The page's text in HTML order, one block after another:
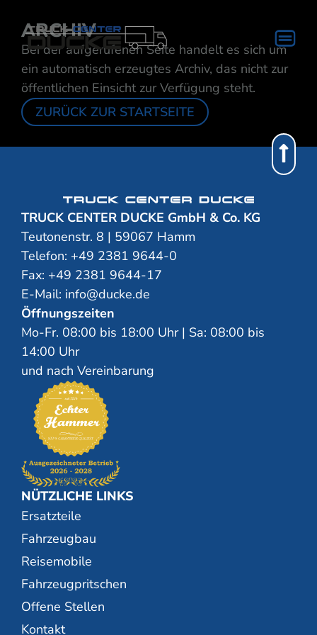
ARCHIV
Bei der aufgerufenen Seite handelt es sich um
ein automatisch erzeugtes Archiv, das nicht zur
öffentlichen Einsicht zur Verfügung steht.
ZURÜCK ZUR STARTSEITE
TRUCK CENTER DUCKE GmbH & Co. KG
Teutonenstr. 8 | 59067 Hamm
Telefon: +49 2381 9644-0
Fax: +49 2381 9644-17
E-Mail: info@ducke.de
Öffnungszeiten
Mo-Fr. 08:00 bis 18:00 Uhr | Sa: 08:00 bis
14:00 Uhr
und nach Vereinbarung
NÜTZLICHE LINKS
Ersatzteile
Fahrzeugbau
Reisemobile
Fahrzeugpritschen
Offene Stellen
Kontakt